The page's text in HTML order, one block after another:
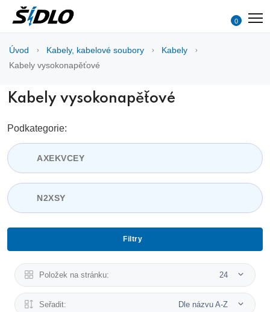
0
Úvod Kabely, kabelové soubory
Kabely
Kabely vysokonapěťové
Kabely vysokonapěťové
Podkategorie:
AXEKVCEY
N2XSY
Filtry
Položek na stránku: 24
Seřadit: Dle názvu A-Z